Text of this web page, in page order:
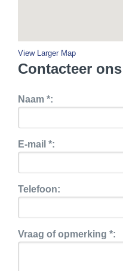
View Larger Map
Contacteer ons
Naam *:
E-mail *:
Telefoon:
Vraag of opmerking *: